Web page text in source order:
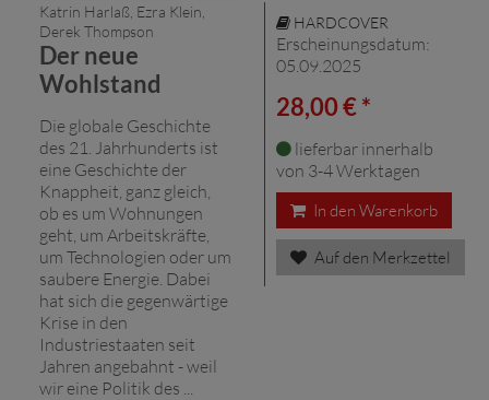
Katrin Harlaß, Ezra Klein,
Derek Thompson
Der neue
Wohlstand
Die globale Geschichte
des 21. Jahrhunderts ist
eine Geschichte der
Knappheit, ganz gleich,
ob es um Wohnungen
geht, um Arbeitskräfte,
um Technologien oder um
saubere Energie. Dabei
hat sich die gegenwärtige
Krise in den
Industriestaaten seit
Jahren angebahnt - weil
wir eine Politik des ...
HARDCOVER
Erscheinungsdatum:
05.09.2025
28,00 € *
lieferbar innerhalb
von 3-4 Werktagen
In den Warenkorb
Auf den Merkzettel